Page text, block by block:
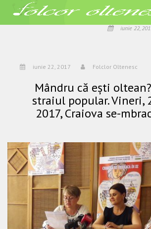
Acasa»Mândru că eşti oltean? Poartă straiul popular.
iunie 22,
iunie 22, 2017 Folclor Oltenesc
Mândru că eşti
straiul popular. Vineri,
2017, Craiova se-